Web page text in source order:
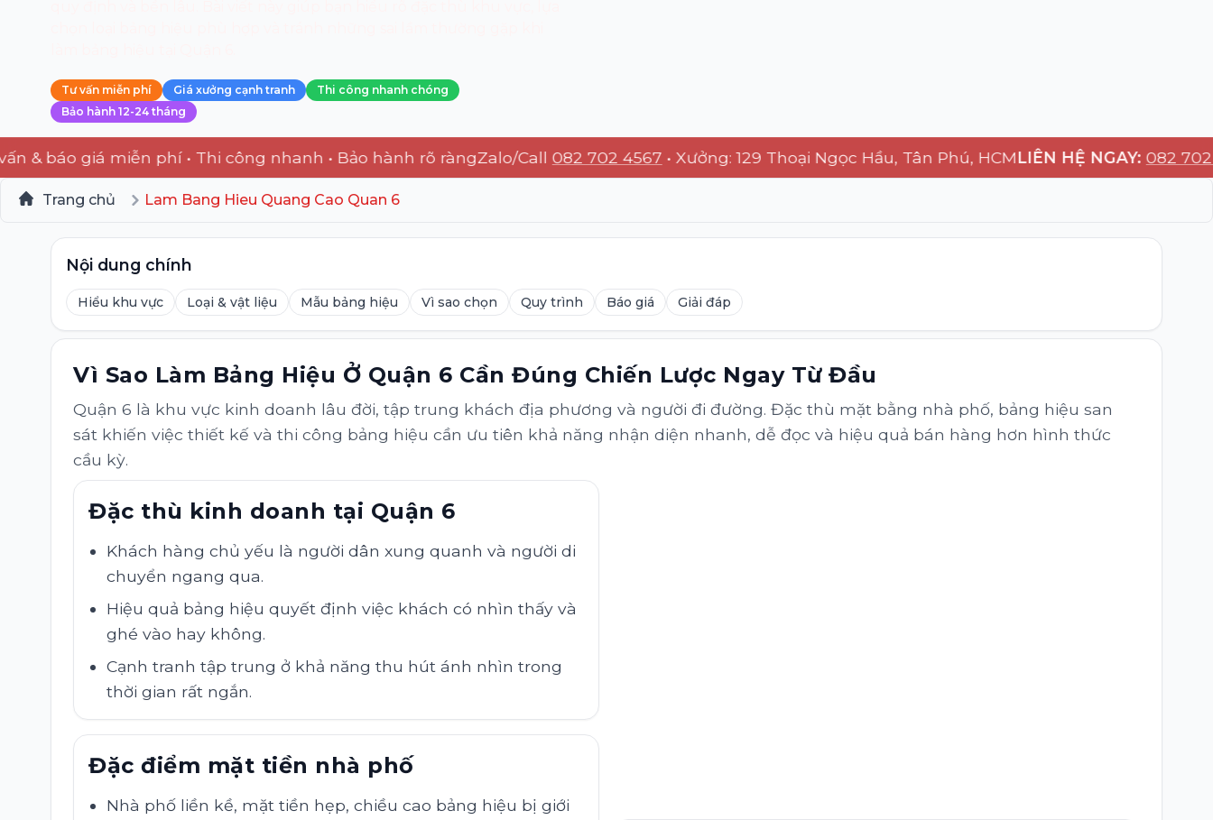
Tư vấn miễn phí Giá xưởng cạnh tranh
Thi công nhanh chóng
Bảo hành 12-24 tháng
Liên hệ: 082 702 4567 — Tư vấn & báo giá miễn phí. Xưởng: 129 Thoại Ngọc Hầu, Tân Phú, HCM.
giá miễn phí • Thi công nhanh • Bảo hành rõ ràngZalo/Call 082 702 4567 • Xưởng: 129 Thoại Ngọc Hầu, Tân Phú, HCMLIÊN HỆ NGAY: 082 702 4567
Trang chủ Lam Bang Hieu Quang Cao Quan 6
Nội dung chính
Hiểu khu vực Loại & vật liệu Mẫu bảng hiệu Vì sao chọn Quy trình Báo giá Giải đáp
Vì Sao Làm Bảng Hiệu Ở Quận 6 Cần Đúng Chiến Lược Ngay Từ Đầu
Quận 6 là khu vực kinh doanh lâu đời, tập trung khách địa phương và người đi đường. Đặc thù mặt bằng nhà phố, bảng hiệu san
sát khiến việc thiết kế và thi công bảng hiệu cần ưu tiên khả năng nhận diện nhanh, dễ đọc và hiệu quả bán hàng hơn hình thức
cầu kỳ.
Đặc thù kinh doanh tại Quận 6
Khách hàng chủ yếu là người dân xung quanh và người di
chuyển ngang qua.
Hiệu quả bảng hiệu quyết định việc khách có nhìn thấy và
ghé vào hay không.
Cạnh tranh tập trung ở khả năng thu hút ánh nhìn trong
thời gian rất ngắn.
Đặc điểm mặt tiền nhà phố
Nhà phố liền kề, mặt tiền hẹp, chiều cao bảng hiệu bị giới